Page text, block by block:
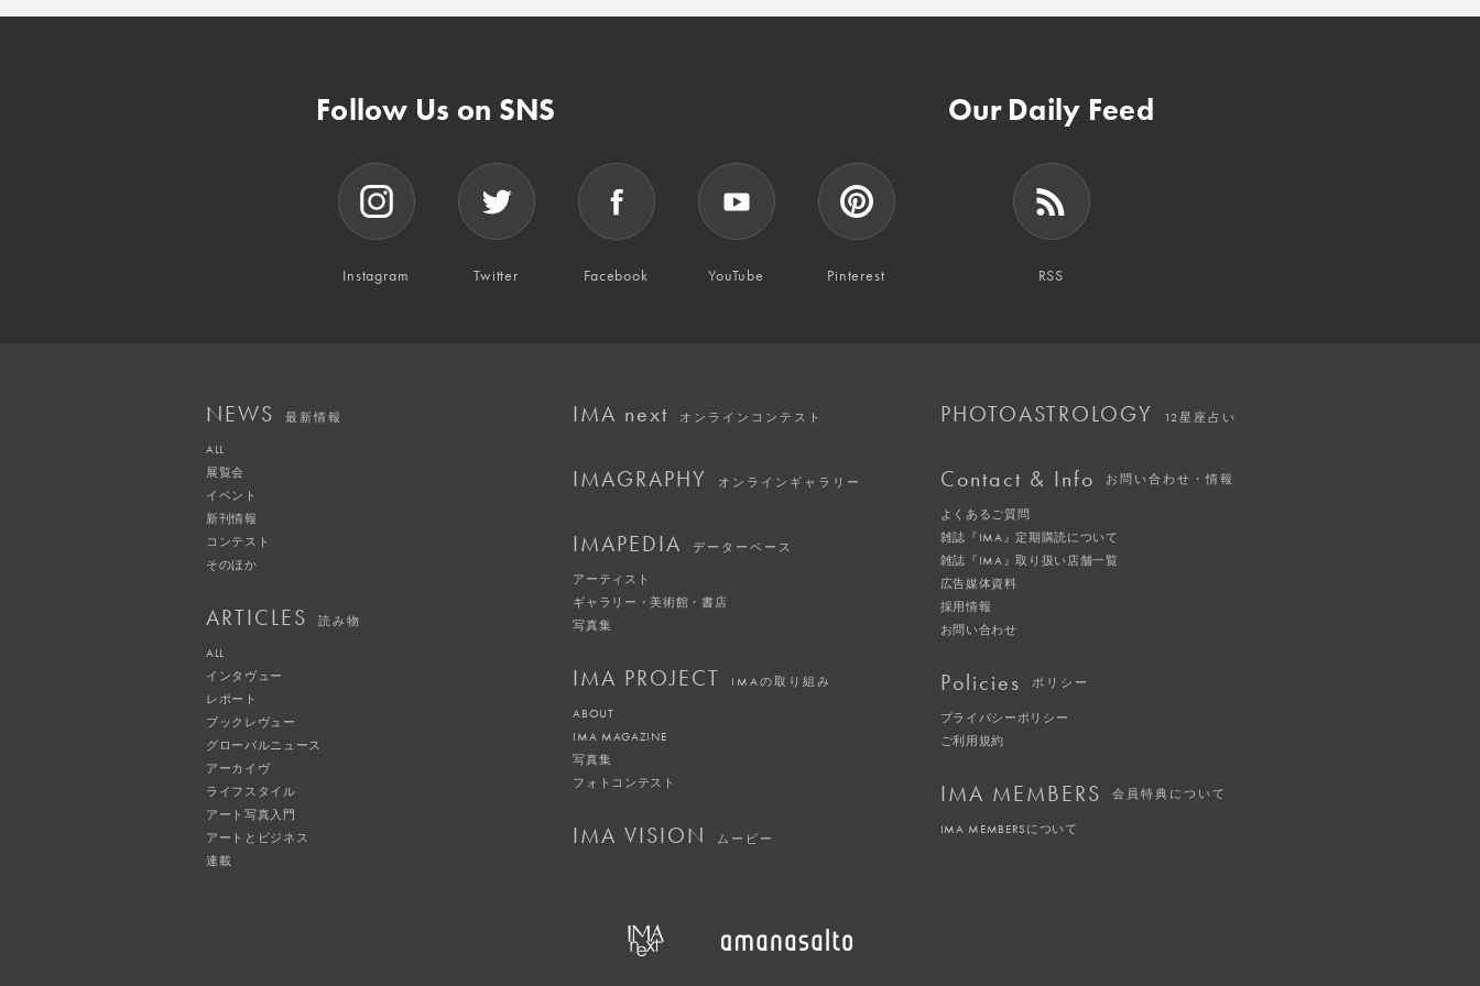
Follow Us on SNS
Instagram Twitter Facebook YouTube Pinterest
Our Daily Feed
RSS
NEWS 最新情報
ALL
展覧会
イベント
新刊情報
コンテスト
そのほか
ARTICLES 読み物
ALL
インタヴュー
レポート
ブックレヴュー
グローバルニュース
アーカイヴ
ライフスタイル
アート写真入門
アートとビジネス
連載
IMA next オンラインコンテスト
IMAGRAPHY オンラインギャラリー
IMAPEDIA データーベース
アーティスト
ギャラリー・美術館・書店
写真集
IMA PROJECT IMAの取り組み
ABOUT
IMA MAGAZINE
写真集
フォトコンテスト
IMA VISION ムービー
PHOTOASTROLOGY 12星座占い
Contact & Info お問い合わせ・情報
よくあるご質問
雑誌『IMA』定期購読について
雑誌『IMA』取り扱い店舗一覧
広告媒体資料
採用情報
お問い合わせ
Policies ポリシー
プライバシーポリシー
ご利用規約
IMA MEMBERS 会員特典について
IMA MEMBERSについて